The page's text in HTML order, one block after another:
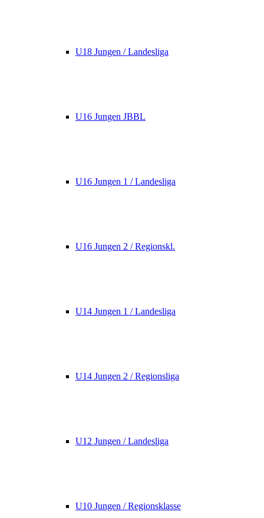
U18 Jungen / Landesliga
U16 Jungen JBBL
U16 Jungen 1 / Landesliga
U16 Jungen 2 / Regionskl.
U14 Jungen 1 / Landesliga
U14 Jungen 2 / Regionsliga
U12 Jungen / Landesliga
U10 Jungen / Regionsklasse